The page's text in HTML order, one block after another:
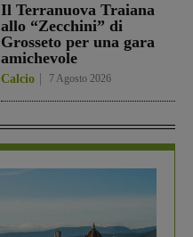
Il Terranuova Traiana
allo “Zecchini” di
Grosseto per una gara
amichevole
Calcio 7 Agosto 2026